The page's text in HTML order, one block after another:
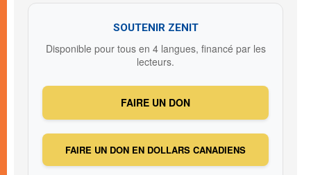
SOUTENIR ZENIT
Disponible pour tous en 4 langues, financé par les
lecteurs.
FAIRE UN DON
FAIRE UN DON EN DOLLARS CANADIENS